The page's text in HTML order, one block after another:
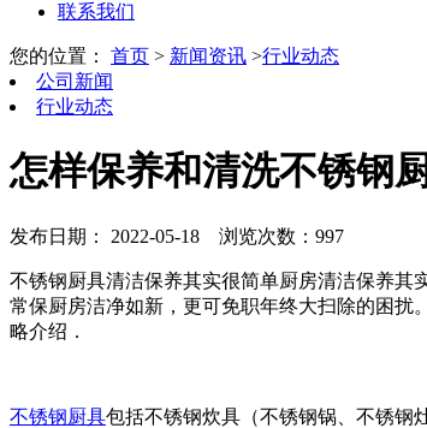
联系我们
您的位置： 首页 > 新闻资讯 >行业动态
公司新闻
行业动态
怎样保养和清洗不锈钢
发布日期： 2022-05-18 浏览次数：997
不锈钢厨具清洁保养其实很简单厨房清洁保养其
常保厨房洁净如新，更可免职年终大扫除的困扰
略介绍．
不锈钢厨具包括不锈钢炊具（不锈钢锅、不锈钢